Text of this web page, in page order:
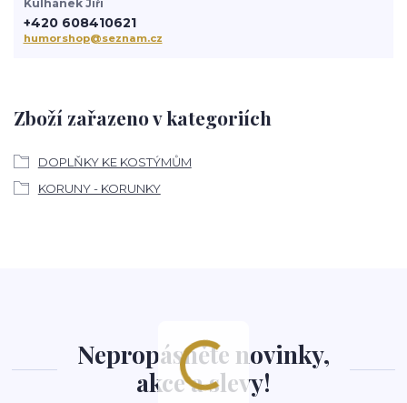
Zboží zařazeno v kategoriích
DOPLŇKY KE KOSTÝMŮM
KORUNY - KORUNKY
Kulhánek Jiří
+420 608410621
humorshop@seznam.cz
Nepropásněte novinky,
akce a slevy!